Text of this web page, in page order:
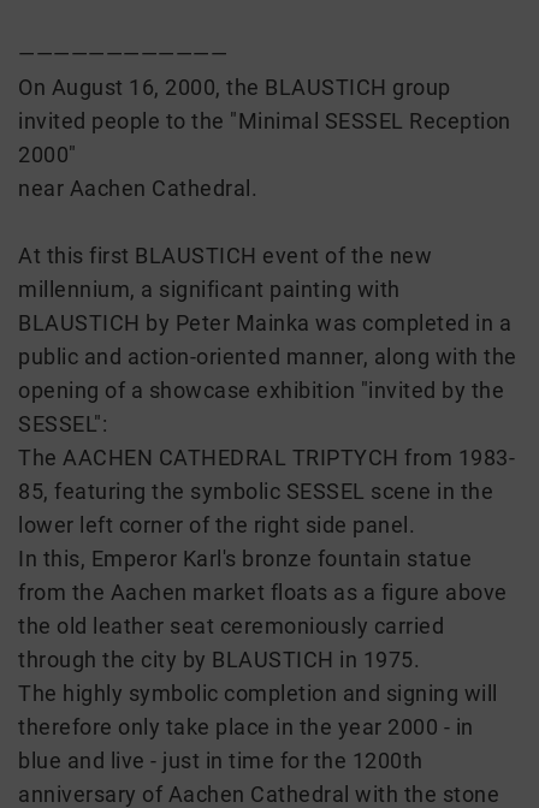
————————————
On August 16, 2000, the BLAUSTICH group
invited people to the "Minimal SESSEL Reception
2000"
near Aachen Cathedral.
At this first BLAUSTICH event of the new
millennium, a significant painting with
BLAUSTICH by Peter Mainka was completed in a
public and action-oriented manner, along with the
opening of a showcase exhibition "invited by the
SESSEL":
The AACHEN CATHEDRAL TRIPTYCH from 1983-
85, featuring the symbolic SESSEL scene in the
lower left corner of the right side panel.
In this, Emperor Karl's bronze fountain statue
from the Aachen market floats as a figure above
the old leather seat ceremoniously carried
through the city by BLAUSTICH in 1975.
The highly symbolic completion and signing will
therefore only take place in the year 2000 - in
blue and live - just in time for the 1200th
anniversary of Aachen Cathedral with the stone